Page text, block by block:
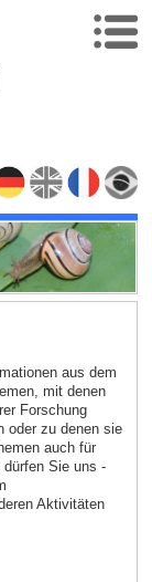
aus dem
mit denen
Forschung
oder zu denen sie
auch für
dürfen Sie uns -
Aktivitäten